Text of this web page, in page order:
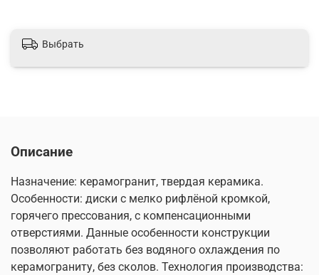
Выбрать
Описание
Назначение: керамогранит, твердая керамика.
Особенности: диски с мелко рифлёной кромкой,
горячего прессования, с компенсационными
отверстиями. Данные особенности конструкции
позволяют работать без водяного охлаждения по
керамограниту, без сколов. Технология производства: